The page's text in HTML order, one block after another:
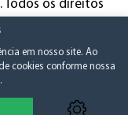
Todos os direitos
em nosso site. Ao
cookies conforme nossa
.